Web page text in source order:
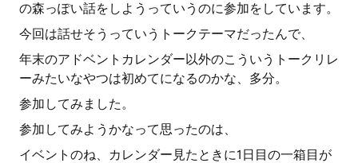
の森っぽい話をしようっていうのに参加をしています。
今回は話せそうっていうトークテーマだったんで、
年末のアドベントカレンダー以外のこういうトークリレ
ーみたいなやつは初めてになるのかな、多分。
参加してみました。
参加してみようかなって思ったのは、
イベントのね、カレンダー見たときに1日目の一箱目が